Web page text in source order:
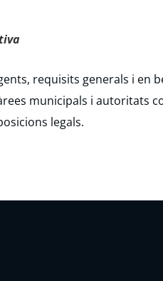
requisits generals i en
municipals i autoritats
legals.